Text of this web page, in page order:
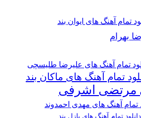
تمام آهنگ های ایوان بند
بهرام
تمام آهنگ های علیرضا طلیسچی
تمام آهنگ های ماکان بند
مرتضی اشرفی
تمام آهنگ های مهدی احمدوند
دانلود تمام آهنگ های پازل بند